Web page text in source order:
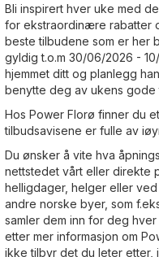
Bli inspirert hver uke med
for ekstraordinære rabatter
beste tilbudene som er her
gyldig t.o.m 30/06/2026 -
hjemmet ditt og planlegg
benytte deg av ukens gode
Hos Power Florø finner du
tilbudsavisene er fulle av
Du ønsker å vite hva
nettstedet vårt eller direkte
helligdager, helger eller
andre norske byer, som
samler dem inn for deg
etter mer informasjon om
ikke tilbyr det du leter etter,